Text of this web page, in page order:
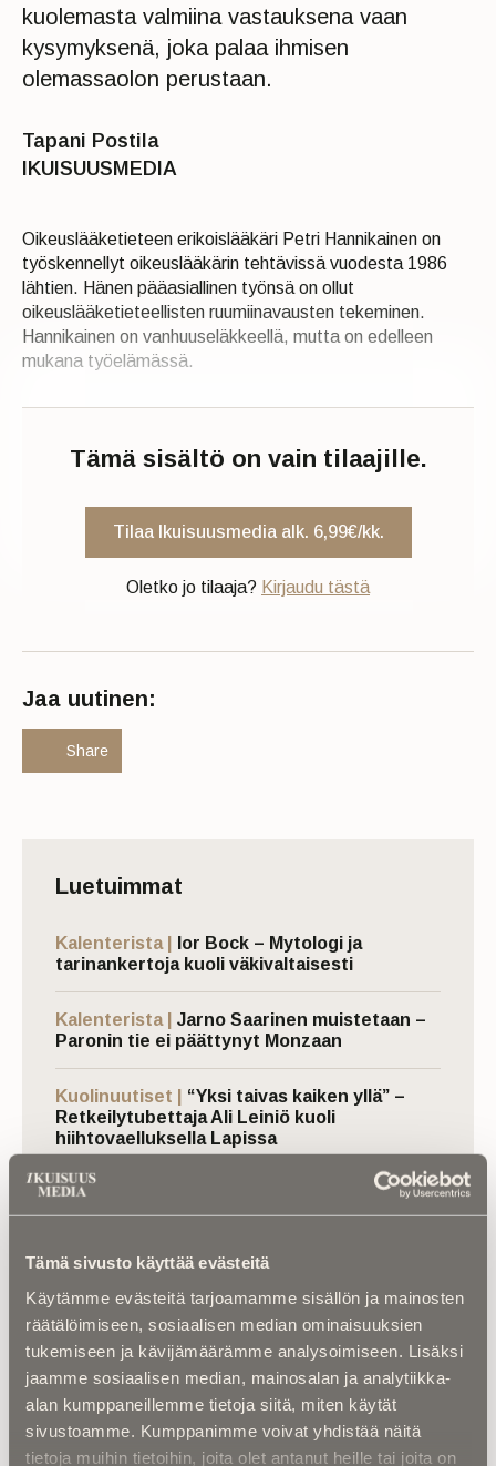
Tämä sivusto käyttää evästeitä
Käytämme evästeitä tarjoamamme sisällön ja mainosten
räätälöimiseen, sosiaalisen median ominaisuuksien
tukemiseen ja kävijämäärämme analysoimiseen. Lisäksi
jaamme sosiaalisen median, mainosalan ja analytiikka-
alan kumppaneillemme tietoja siitä, miten käytät
sivustoamme. Kumppanimme voivat yhdistää näitä
tietoja muihin tietoihin, joita olet antanut heille tai joita on
kuolemasta valmiina vastauksena vaan
kysymyksenä, joka palaa ihmisen
olemassaolon perustaan.
Tapani Postila
IKUISUUSMEDIA
Oikeuslääketieteen erikoislääkäri Petri Hannikainen on
työskennellyt oikeuslääkärin tehtävissä vuodesta 1986
lähtien. Hänen pääasiallinen työnsä on ollut
oikeuslääketieteellisten ruumiinavausten tekeminen.
Hannikainen on vanhuuseläkkeellä, mutta on edelleen
mukana työelämässä.
Tämä sisältö on vain tilaajille.
Tilaa Ikuisuusmedia alk. 6,99€/kk.
Oletko jo tilaaja? Kirjaudu tästä
Jaa uutinen:
Share
Luetuimmat
Kalenterista |
Ior Bock – Mytologi ja
tarinankertoja kuoli väkivaltaisesti
Kalenterista |
Jarno Saarinen muistetaan –
Paronin tie ei päättynyt Monzaan
Kuolinuutiset |
“Yksi taivas kaiken yllä” –
Retkeilytubettaja Ali Leiniö kuoli
hiihtovaelluksella Lapissa
Kuolema koskettaa |
RebelWerksin Aatu
Turpeinen rakentaa romuista muistoja –
Kuolinuutiset | Aleksi kuoli taistelukentällä
Ukrainassa – ”Uuden ajan suomalainen
sankari ja sankarivainaja”